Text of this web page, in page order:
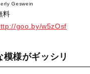
Geswein
料
goo.by/w5zOsf
模様がギッシリ